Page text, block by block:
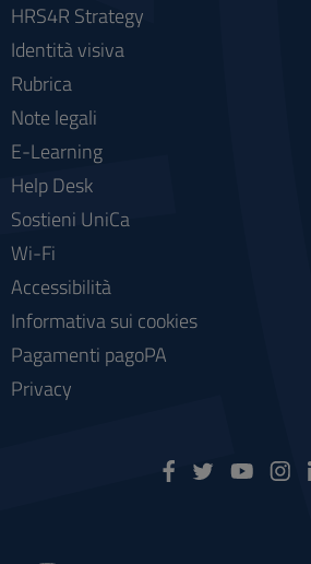
HRS4R Strategy
Identità visiva
Rubrica
Note legali
E-Learning
Help Desk
Sostieni UniCa
Wi-Fi
Accessibilità
Informativa sui cookies
Pagamenti pagoPA
Privacy